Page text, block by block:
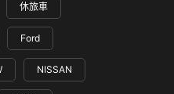
休旅車
Ford
NISSAN